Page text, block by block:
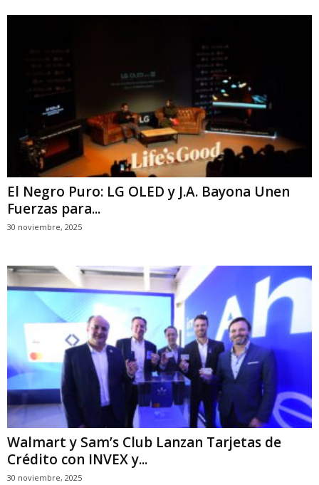
El Negro Puro: LG OLED y J.A. Bayona Unen
Fuerzas para...
30 noviembre, 2025
Walmart y Sam’s Club Lanzan Tarjetas de
Crédito con INVEX y...
30 noviembre, 2025